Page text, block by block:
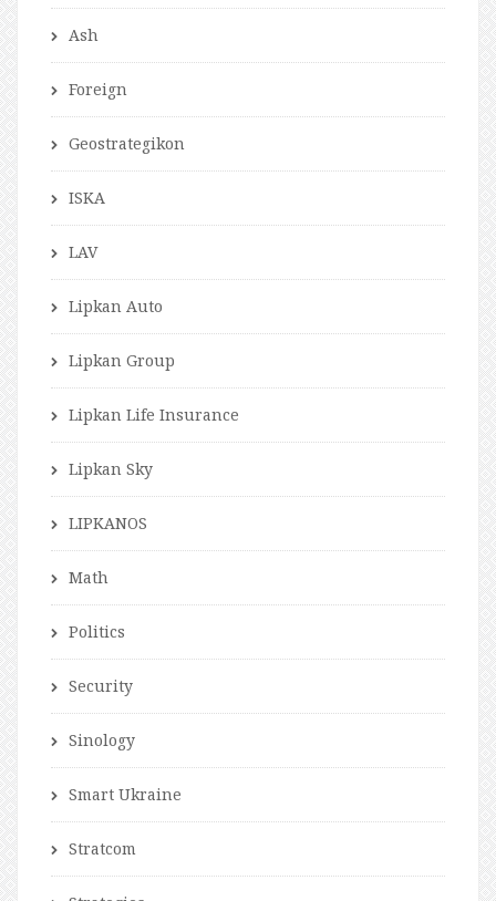
Ash
Foreign
Geostrategikon
ISKA
LAV
Lipkan Auto
Lipkan Group
Lipkan Life Insurance
Lipkan Sky
LIPKANOS
Math
Politics
Security
Sinology
Smart Ukraine
Stratcom